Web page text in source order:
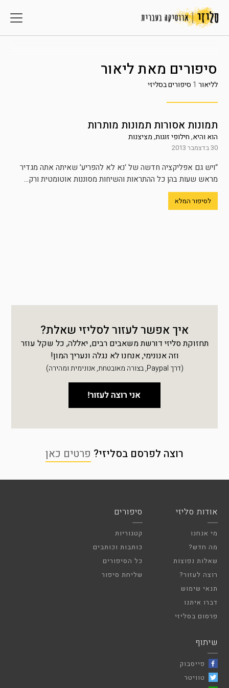
סיפורים מאתליאור
לליאור 1 סיפורים בסליזי
תמונות אסורות תמונות מותרות
הוא והיא,חילופי זוגות,מציצנות
30 בדצמבר 2013
“ויש גם אפליקציה חדשה של ‘נא לא להפריע’ שאיתה אתה מגדיר
מראש שעות בהן כל ההתראות והשיחות מסוננות אוטומטית ורק...
לסיפור המלא
איך אפשר לעזור לסליזי שאלת?
תחזוקת סליזי דורשת משאבים רבים, יאללה, כל שקל עוזר
וזה אנונימי, אנחנו לא נגלה ונעריך המון!
(דרך Paypal, בצורה מאובטחת, אנונימית ומהירה)
רוצה לפרסם בסליזי? פרטים כאן
אודות סליזי
מי אנחנו
מה חדש?
שאלות נפוצות
רוצה לעזור?
תנאי שימוש
דברו איתנו
פרסום בסליזי
סיפורים
קטגוריות
כותבות וכותבים
כל הסיפורים
שליחת סיפור
שיתוף
פייסבוק
טוויטר